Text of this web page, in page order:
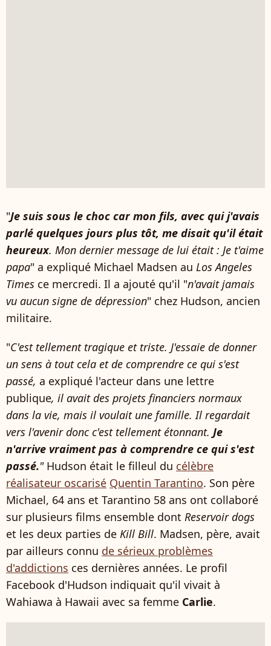
"Je suis sous le choc car mon fils, avec qui j'avais
parlé quelques jours plus tôt, me disait qu'il était
heureux. Mon dernier message de lui était : Je t'aime
papa" a expliqué Michael Madsen au Los Angeles
Times ce mercredi. Il a ajouté qu'il "n'avait jamais
vu aucun signe de dépression" chez Hudson, ancien
militaire.
"C'est tellement tragique et triste. J'essaie de donner
un sens à tout cela et de comprendre ce qui s'est
passé, a expliqué l'acteur dans une lettre
publique, il avait des projets financiers normaux
dans la vie, mais il voulait une famille. Il regardait
vers l'avenir donc c'est tellement étonnant. Je
n'arrive vraiment pas à comprendre ce qui s'est
passé." Hudson était le filleul du célèbre
réalisateur oscarisé Quentin Tarantino. Son père
Michael, 64 ans et Tarantino 58 ans ont collaboré
sur plusieurs films ensemble dont Reservoir dogs
et les deux parties de Kill Bill. Madsen, père, avait
par ailleurs connu de sérieux problèmes
d'addictions ces dernières années. Le profil
Facebook d'Hudson indiquait qu'il vivait à
Wahiawa à Hawaii avec sa femme Carlie.